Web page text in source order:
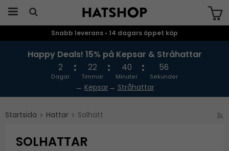
Snabb leverans • 14 dagars öppet köp
Happy Deals! 15% på Kepsar & Stråhattar
2
Dagar
22
Timmar
40
Minuter
55
Sekunder
→ Kepsar→ Stråhattar
Startsida Hattar Solhatt
SOLHATTAR